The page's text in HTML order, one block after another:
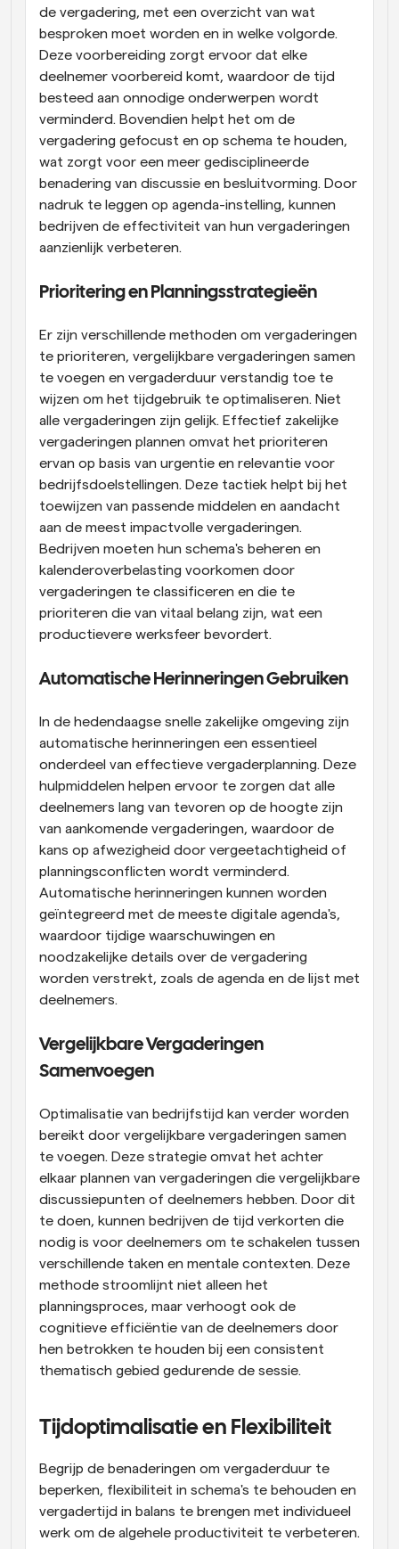
de vergadering, met een overzicht van wat
besproken moet worden en in welke volgorde.
Deze voorbereiding zorgt ervoor dat elke
deelnemer voorbereid komt, waardoor de tijd
besteed aan onnodige onderwerpen wordt
verminderd. Bovendien helpt het om de
vergadering gefocust en op schema te houden,
wat zorgt voor een meer gedisciplineerde
benadering van discussie en besluitvorming. Door
nadruk te leggen op agenda-instelling, kunnen
bedrijven de effectiviteit van hun vergaderingen
aanzienlijk verbeteren.
Prioritering en Planningsstrategieën
Er zijn verschillende methoden om vergaderingen
te prioriteren, vergelijkbare vergaderingen samen
te voegen en vergaderduur verstandig toe te
wijzen om het tijdgebruik te optimaliseren. Niet
alle vergaderingen zijn gelijk. Effectief zakelijke
vergaderingen plannen omvat het prioriteren
ervan op basis van urgentie en relevantie voor
bedrijfsdoelstellingen. Deze tactiek helpt bij het
toewijzen van passende middelen en aandacht
aan de meest impactvolle vergaderingen.
Bedrijven moeten hun schema's beheren en
kalenderoverbelasting voorkomen door
vergaderingen te classificeren en die te
prioriteren die van vitaal belang zijn, wat een
productievere werksfeer bevordert.
Automatische Herinneringen Gebruiken
In de hedendaagse snelle zakelijke omgeving zijn
automatische herinneringen een essentieel
onderdeel van effectieve vergaderplanning. Deze
hulpmiddelen helpen ervoor te zorgen dat alle
deelnemers lang van tevoren op de hoogte zijn
van aankomende vergaderingen, waardoor de
kans op afwezigheid door vergeetachtigheid of
planningsconflicten wordt verminderd.
Automatische herinneringen kunnen worden
geïntegreerd met de meeste digitale agenda's,
waardoor tijdige waarschuwingen en
noodzakelijke details over de vergadering
worden verstrekt, zoals de agenda en de lijst met
deelnemers.
Vergelijkbare Vergaderingen
Samenvoegen
Optimalisatie van bedrijfstijd kan verder worden
bereikt door vergelijkbare vergaderingen samen
te voegen. Deze strategie omvat het achter
elkaar plannen van vergaderingen die vergelijkbare
discussiepunten of deelnemers hebben. Door dit
te doen, kunnen bedrijven de tijd verkorten die
nodig is voor deelnemers om te schakelen tussen
verschillende taken en mentale contexten. Deze
methode stroomlijnt niet alleen het
planningsproces, maar verhoogt ook de
cognitieve efficiëntie van de deelnemers door
hen betrokken te houden bij een consistent
thematisch gebied gedurende de sessie.
Tijdoptimalisatie en Flexibiliteit
Begrijp de benaderingen om vergaderduur te
beperken, flexibiliteit in schema's te behouden en
vergadertijd in balans te brengen met individueel
werk om de algehele productiviteit te verbeteren.